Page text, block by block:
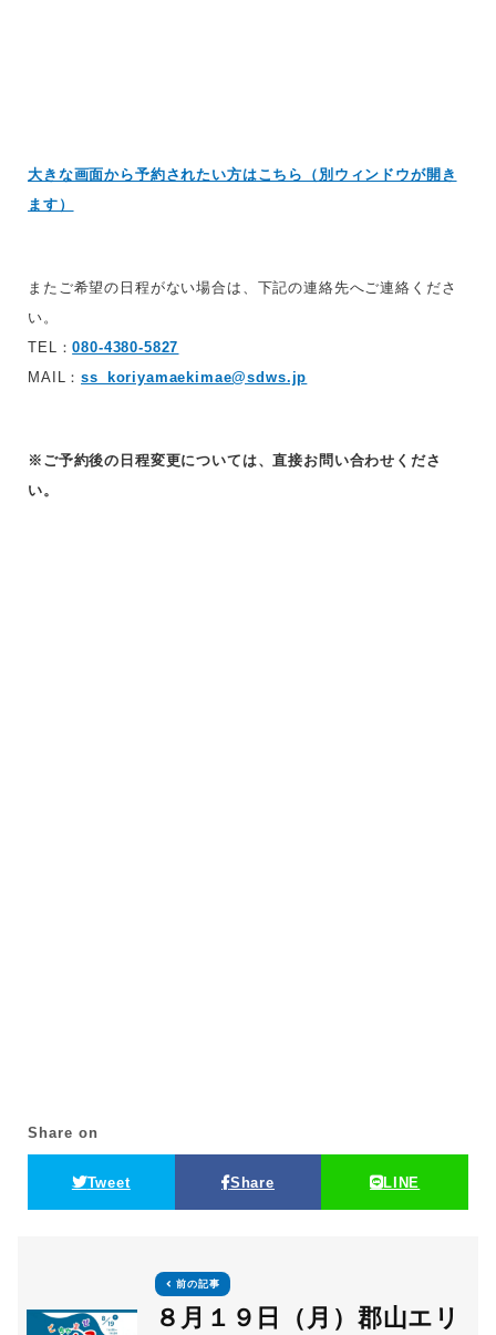
大きな画面から予約されたい方はこちら（別ウィンドウが開き
ます）
またご希望の日程がない場合は、下記の連絡先へご連絡くださ
い。
TEL：080-4380-5827
MAIL：ss_koriyamaekimae@sdws.jp
※ご予約後の日程変更については、直接お問い合わせくださ
い。
Share on
Tweet Share LINE
前の記事
８月１９日（月）郡山エリ